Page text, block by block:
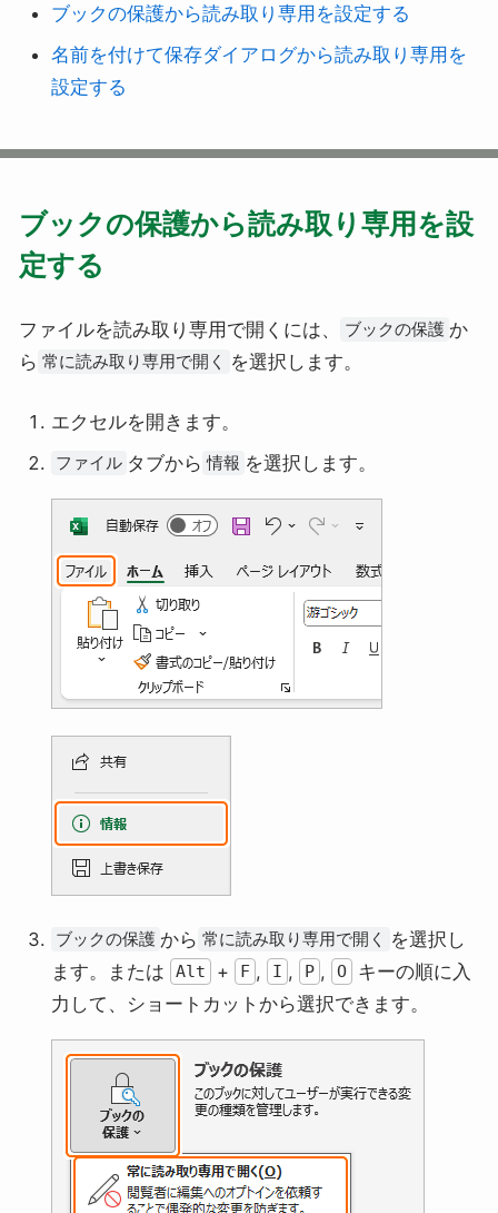
ブックの保護から読み取り専用を設定する
名前を付けて保存ダイアログから読み取り専用を
設定する
ブックの保護から読み取り専用を設
定する
ファイルを読み取り専用で開くには、 ブックの保護 か
ら 常に読み取り専用で開く を選択します。
エクセルを開きます。
ファイル タブから 情報 を選択します。
ブックの保護 から 常に読み取り専用で開く
を選択し
ます。または
Alt + F , I , P , O
キーの順に入
力して、ショートカットから選択できます。